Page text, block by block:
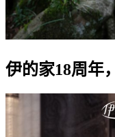
伊的家18周年